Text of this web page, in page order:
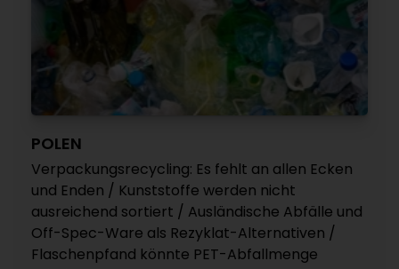
POLEN
Verpackungsrecycling: Es fehlt an allen Ecken
und Enden / Kunststoffe werden nicht
ausreichend sortiert / Ausländische Abfälle und
Off-Spec-Ware als Rezyklat-Alternativen /
Flaschenpfand könnte PET-Abfallmenge